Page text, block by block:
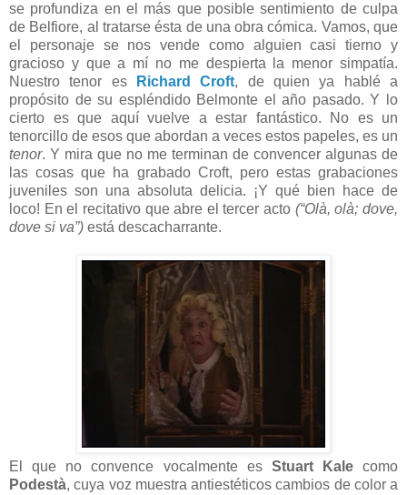
se profundiza en el más que posible sentimiento de culpa
de Belfiore, al tratarse ésta de una obra cómica. Vamos, que
el personaje se nos vende como alguien casi tierno y
gracioso y que a mí no me despierta la menor simpatía.
Nuestro tenor es
Richard Croft, de quien ya hablé a
propósito de su espléndido Belmonte el año pasado. Y lo
cierto es que aquí vuelve a estar fantástico. No es un
tenorcillo de esos que abordan a veces estos papeles, es un
tenor. Y mira que no me terminan de convencer algunas de
las cosas que ha grabado Croft, pero estas grabaciones
juveniles son una absoluta delicia. ¡Y qué bien hace de
loco! En el recitativo que abre el tercer acto (“Olà, olà; dove,
dove si va”) está descacharrante.
El que no convence vocalmente es Stuart Kalecomo
Podestà, cuya voz muestra antiestéticos cambios de color a